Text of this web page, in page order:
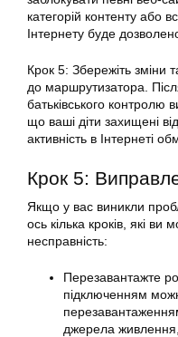
категорій контенту або
Інтернету буде
Крок 5: Збережіть зміни
до маршрутизатора.
батьківського контролю
що ваші діти захищені
активність в Інтернеті
Крок 5:
Якщо у вас виникли
ось кілька кроків, які
несправність:
Перезавантажте
підключенням
джерела живлення,